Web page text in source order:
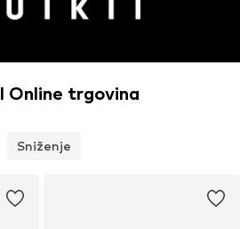
Online trgovina
Sniženje